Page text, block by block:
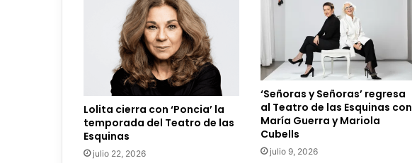
c
t
r
ó
n
Lolita cierra con ‘Poncia’ la
temporada del Teatro de las
Esquinas
julio 22, 2026
‘Señoras y Señoras’ regresa
al Teatro de las Esquinas con
María Guerra y Mariola
Cubells
julio 9, 2026